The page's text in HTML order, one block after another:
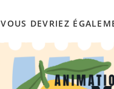
VOUS DEVRIEZ